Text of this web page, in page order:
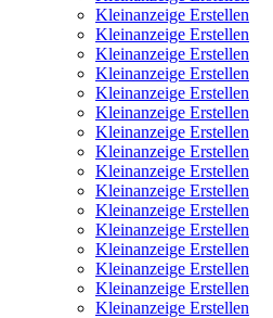
Kleinanzeige Erstellen
Kleinanzeige Erstellen
Kleinanzeige Erstellen
Kleinanzeige Erstellen
Kleinanzeige Erstellen
Kleinanzeige Erstellen
Kleinanzeige Erstellen
Kleinanzeige Erstellen
Kleinanzeige Erstellen
Kleinanzeige Erstellen
Kleinanzeige Erstellen
Kleinanzeige Erstellen
Kleinanzeige Erstellen
Kleinanzeige Erstellen
Kleinanzeige Erstellen
Kleinanzeige Erstellen